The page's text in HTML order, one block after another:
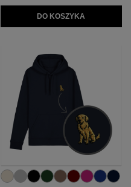
DO KOSZYKA